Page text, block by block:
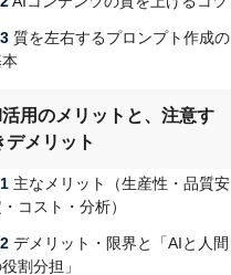
質を左右するプロンプト作成の
用のメリットと、注意す
デメリット
主なメリット（生産性・品質安
コスト・分析）
デメリット・限界と「AIと人間
割分担」